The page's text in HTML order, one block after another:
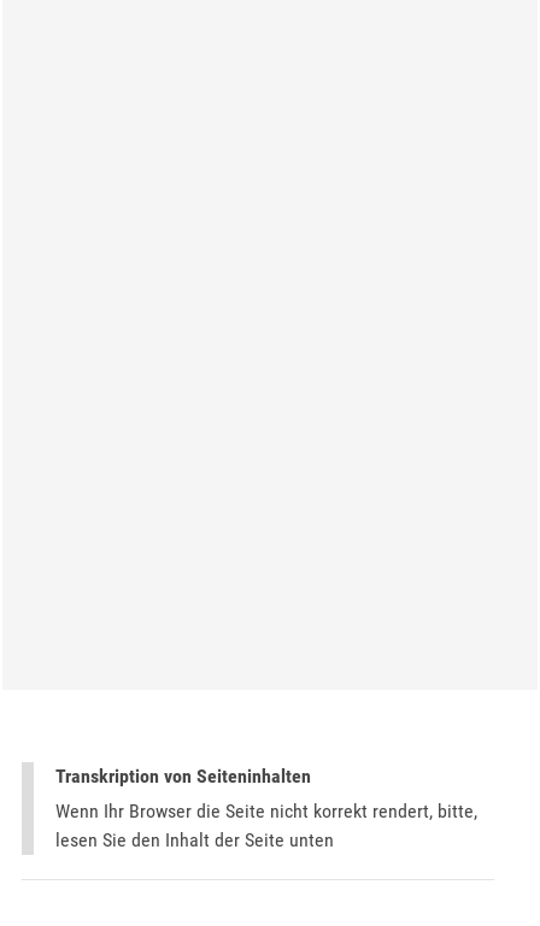
Transkription von Seiteninhalten
Wenn Ihr Browser die Seite nicht korrekt rendert, bitte,
lesen Sie den Inhalt der Seite unten